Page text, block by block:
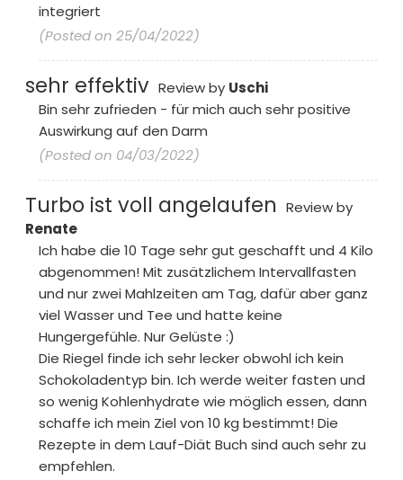
integriert
(Posted on 25/04/2022)
sehr effektiv Review by Uschi
Bin sehr zufrieden - für mich auch sehr positive
Auswirkung auf den Darm
(Posted on 04/03/2022)
Turbo ist voll angelaufen Review by
Renate
Ich habe die 10 Tage sehr gut geschafft und 4 Kilo
abgenommen! Mit zusätzlichem Intervallfasten
und nur zwei Mahlzeiten am Tag, dafür aber ganz
viel Wasser und Tee und hatte keine
Hungergefühle. Nur Gelüste :)
Die Riegel finde ich sehr lecker obwohl ich kein
Schokoladentyp bin. Ich werde weiter fasten und
so wenig Kohlenhydrate wie möglich essen, dann
schaffe ich mein Ziel von 10 kg bestimmt! Die
Rezepte in dem Lauf-Diät Buch sind auch sehr zu
empfehlen.